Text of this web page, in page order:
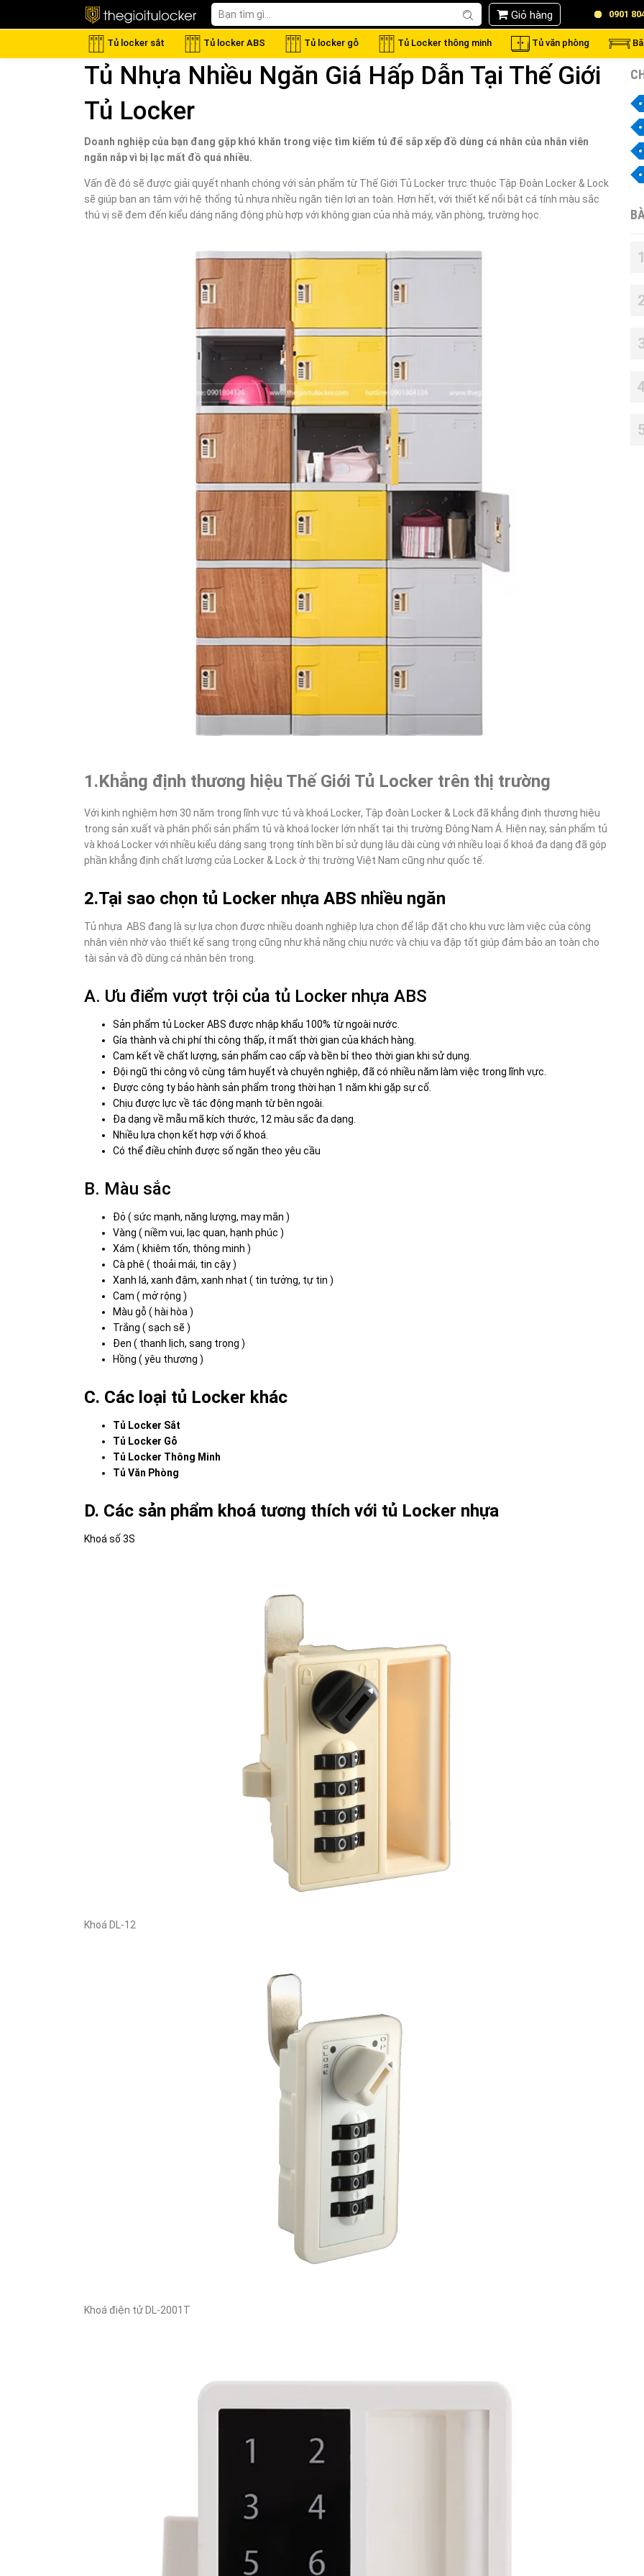
Giỏ hàng 0901
Tủ locker sắt Tủ locker ABS Tủ locker gỗ Tủ Locker thông minh Tủ văn phòng
Tủ Nhựa Nhiều Ngăn Giá Hấp Dẫn Tại Thế Giới
Tủ Locker
Doanh nghiệp của bạn đang gặp khó khăn trong việc tìm kiếm tủ để sắp xếp đồ dùng cá nhân của nhân viên
ngăn nắp vì bị lạc mất đồ quá nhiều.
Vấn đề đó sẽ được giải quyết nhanh chóng với sản phẩm từ Thế Giới Tủ Locker trực thuộc Tập Đoàn Locker & Lock
sẽ giúp bạn an tâm với hệ thống tủ nhựa nhiều ngăn tiện lợi an toàn. Hơn hết, với thiết kế nổi bật cá tính màu sắc
thú vị sẽ đem đến kiểu dáng năng động phù hợp với không gian của nhà máy, văn phòng, trường học.
1.Khẳng định thương hiệu Thế Giới Tủ Locker trên thị trường
Với kinh nghiệm hơn 30 năm trong lĩnh vực tủ và khoá Locker, Tập đoàn Locker & Lock đã khẳng định thương hiệu
trong sản xuất và phân phối sản phẩm tủ và khoá locker lớn nhất tại thị trường Đông Nam Á. Hiện nay, sản phẩm tủ
và khoá Locker với nhiều kiểu dáng sang trọng tính bền bỉ sử dụng lâu dài cùng với nhiều loại ổ khoá đa dạng đã góp
phần khẳng định chất lượng của Locker & Lock ở thị trường Việt Nam cũng như quốc tế.
2.Tại sao chọn tủ Locker nhựa ABS nhiều ngăn
Tủ nhựa ABS đang là sự lựa chọn được nhiều doanh nghiệp lựa chọn để lắp đặt cho khu vực làm việc của công
nhân viên nhờ vào thiết kế sang trọng cũng như khả năng chịu nước và chịu va đập tốt giúp đảm bảo an toàn cho
tài sản và đồ dùng cá nhân bên trong.
A. Ưu điểm vượt trội của tủ Locker nhựa ABS
Sản phẩm tủ LockerABS được nhập khẩu 100% từ ngoài nước.
Gía thành và chi phí thi công thấp, ít mất thời gian của khách hàng.
Cam kết về chất lượng, sản phẩm cao cấp và bền bỉ theo thời gian khi sử dụng.
Đội ngũ thi công vô cùng tâm huyết và chuyên nghiệp, đã có nhiều năm làm việc trong lĩnh vực.
Được công ty bảo hành sản phẩm trong thời hạn 1 năm khi gặp sự cố.
Chịu được lực về tác động mạnh từ bên ngoài.
Đa dạng về mẫu mã kích thước, 12 màu sắc đa dạng.
Nhiều lựa chọn kết hợp với ổ khoá.
Có thể điều chỉnh được số ngăn theo yêu cầu
B. Màu sắc
Đỏ ( sức mạnh, năng lượng, may mắn )
Vàng ( niềm vui, lạc quan, hạnh phúc )
Xám ( khiêm tốn, thông minh )
Cà phê ( thoải mái, tin cậy )
Xanh lá, xanh đậm, xanh nhạt ( tin tưởng, tự tin )
Cam ( mở rộng )
Màu gỗ ( hài hòa )
Trắng ( sạch sẽ )
Đen ( thanh lịch, sang trọng )
Hồng ( yêu thương )
C. Các loại tủ Locker khác
Tủ Locker Sắt
Tủ Locker Gỗ
Tủ Locker Thông Minh
Tủ Văn Phòng
D. Các sản phẩm khoá tương thích với tủ Locker nhựa
Khoá số 3S
Khoá DL-12
Khoá điện tử DL-2001T
1
4